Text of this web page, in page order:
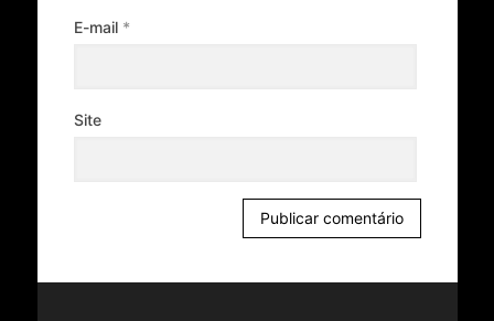
E-mail *
Site